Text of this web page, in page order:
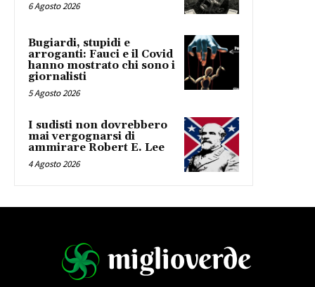
6 Agosto 2026
Bugiardi, stupidi e
arroganti: Fauci e il Covid
hanno mostrato chi sono i
giornalisti
5 Agosto 2026
I sudisti non dovrebbero
mai vergognarsi di
ammirare Robert E. Lee
4 Agosto 2026